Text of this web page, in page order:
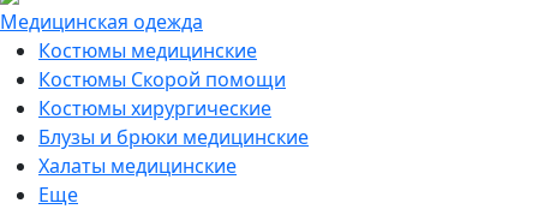
Медицинская одежда
Костюмы медицинские
Костюмы Скорой помощи
Костюмы хирургические
Блузы и брюки медицинские
Халаты медицинские
Еще